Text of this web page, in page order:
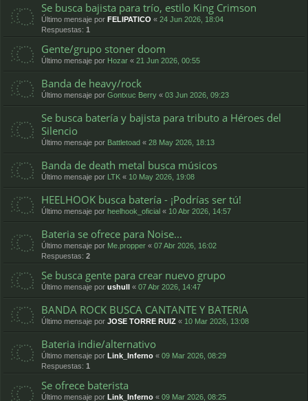
Se busca bajista para trío, estilo King Crimson
Último mensaje por FELIPATICO « 24 Jun 2026, 18:04
Respuestas: 1
Gente/grupo stoner doom
Último mensaje por Hozar « 21 Jun 2026, 00:55
Banda de heavy/rock
Último mensaje por Gontxuc Berry « 03 Jun 2026, 09:23
Se busca batería y bajista para tributo a Héroes del
Silencio
Último mensaje por Battletoad « 28 May 2026, 18:13
Banda de death metal busca músicos
Último mensaje por LTK « 10 May 2026, 19:08
HEELHOOK busca batería - ¡Podrías ser tú!
Último mensaje por heelhook_oficial « 10 Abr 2026, 14:57
Bateria se ofrece para Noise...
Último mensaje por Me.propper « 07 Abr 2026, 16:02
Respuestas: 2
Se busca gente para crear nuevo grupo
Último mensaje por ushull « 07 Abr 2026, 14:47
BANDA ROCK BUSCA CANTANTE Y BATERIA
Último mensaje por JOSE TORRE RUIZ « 10 Mar 2026, 13:08
Bateria indie/alternativo
Último mensaje por Link_Inferno « 09 Mar 2026, 08:29
Respuestas: 1
Se ofrece baterista
Último mensaje por Link_Inferno « 09 Mar 2026, 08:25